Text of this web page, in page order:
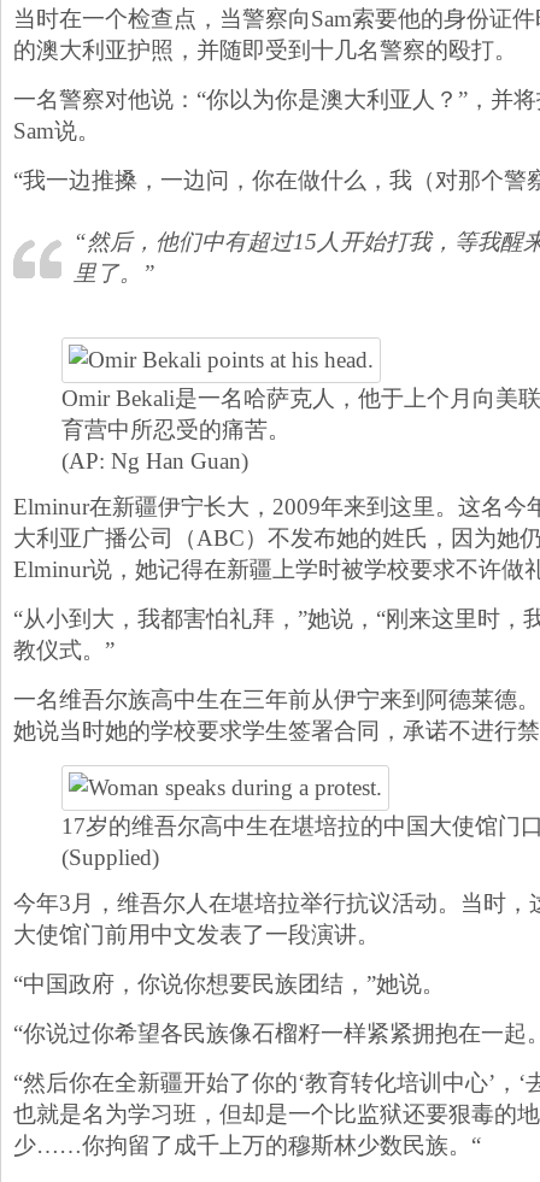
当时在一个检查点，当警察向Sam索要他的身份证
的澳大利亚护照，并随即受到十几名警察的殴打。
一名警察对他说：“你以为你是澳大利亚人？”，并
Sam说。
“我一边推搡，一边问，你在做什么，我（对那个警
“然后，他们中有超过15人开始打我，等我醒
里了。”
Omir Bekali是一名哈萨克人，他于上个月向美
育营中所忍受的痛苦。
(AP: Ng Han Guan)
Elminur在新疆伊宁长大，2009年来到这里。这名今
大利亚广播公司（ABC）不发布她的姓氏，因为她
Elminur说，她记得在新疆上学时被学校要求不许做
“从小到大，我都害怕礼拜，”她说，“刚来这里时，
教仪式。”
一名维吾尔族高中生在三年前从伊宁来到阿德莱德
她说当时她的学校要求学生签署合同，承诺不进行
17岁的维吾尔高中生在堪培拉的中国大使馆门
(Supplied)
今年3月，维吾尔人在堪培拉举行抗议活动。当时，
大使馆门前用中文发表了一段演讲。
“中国政府，你说你想要民族团结，”她说。
“你说过你希望各民族像石榴籽一样紧紧拥抱在一起
“然后你在全新疆开始了你的‘教育转化培训中心’，
也就是名为学习班，但却是一个比监狱还要狠毒的
少……你拘留了成千上万的穆斯林少数民族。“